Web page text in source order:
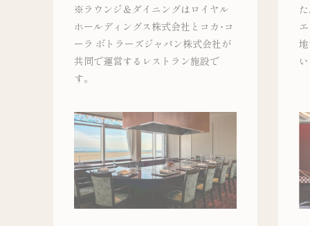
※ラウンジ＆ダイニングはロイヤル
ホールディングス株式会社とコカ･コ
ーラ ボトラーズジャパン株式会社が
共同で運営するレストラン施設で
す。